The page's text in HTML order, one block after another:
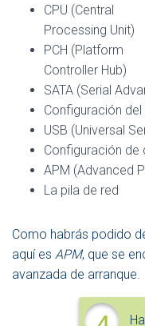
CPU (Central
Processing Unit)
PCH (Platform
Controller Hub)
SATA (Serial
Configuración
USB (Universal
Configuración de
APM (Advanced
La pila de red
Como habrás podido
aquí es APM, que se
avanzada de arranque.